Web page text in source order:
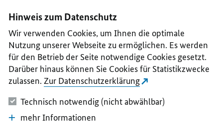
II
III
IV
V
Hinweis zum Datenschutz
Wir verwenden Cookies, um Ihnen die optimale
Nutzung unserer Webseite zu ermöglichen. Es werden
für den Betrieb der Seite notwendige Cookies gesetzt.
Darüber hinaus können Sie Cookies für Statistikzwecke
zulassen. Zur Datenschutzerklärung
Technisch notwendig (nicht abwählbar)
mehr Informationen